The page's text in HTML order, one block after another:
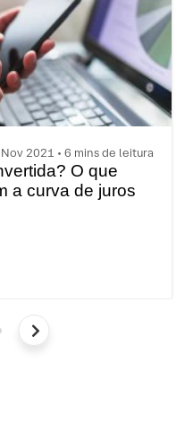
2021 • 6 mins de leitura
O que
a curva de juros